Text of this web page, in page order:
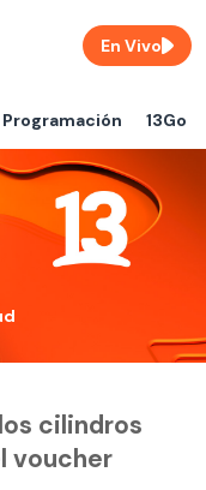
Programación 13Go
En Vivo
cilindros
voucher